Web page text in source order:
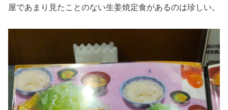
屋であまり見たことのない生姜焼定食があるのは珍しい。